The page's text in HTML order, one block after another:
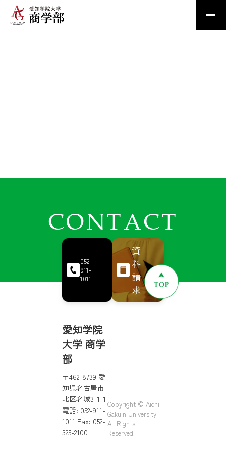
CONTACT
052-
911-
1011
資
料
請
求
愛知学院
大学 商学
部
〒462-8739 愛
知県名古屋市
北区名城3-1-1
電話: 052-911-
1011 Fax: 052-
325-2100
Copyright © Aichi
Gakuin University
All Rights
Reserved.